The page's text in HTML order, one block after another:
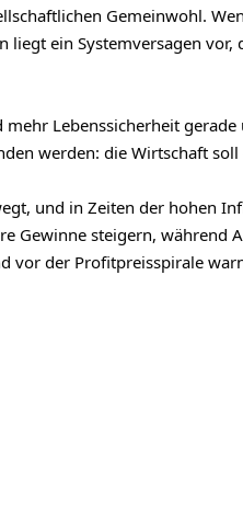
Gemeinwohl.
ein Systemversagen vor,
Lebenssicherheit
werden: die Wirtschaft
und in Zeiten der hohen
Gewinne steigern,
der Profitpreisspirale